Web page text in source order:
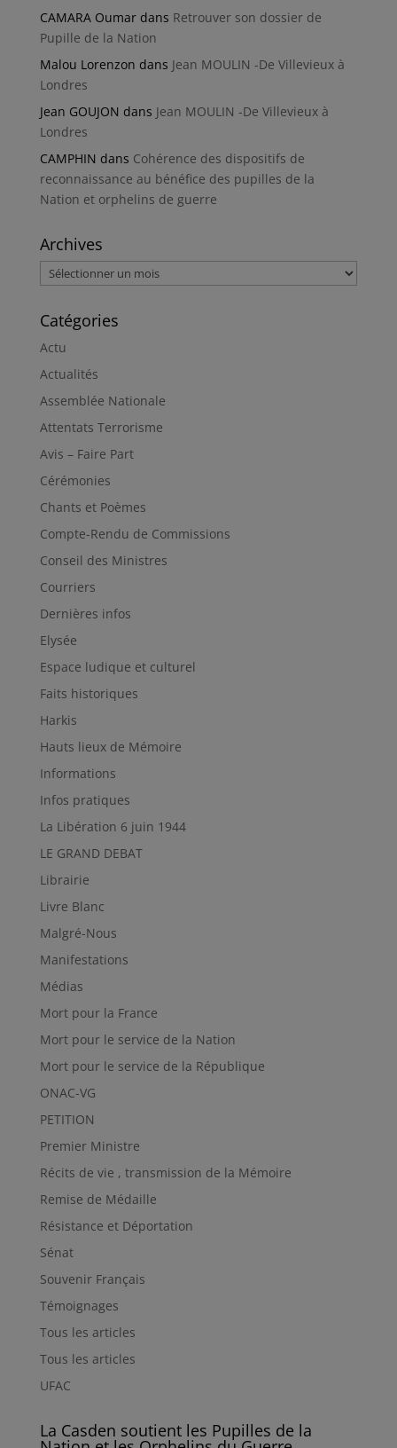
CAMARA Oumardans Retrouver son dossier de
Pupille de la Nation
Malou Lorenzon dans Jean MOULIN -De Villevieux à
Londres
Jean GOUJON dans Jean MOULIN -De Villevieux à
Londres
CAMPHIN dans Cohérence des dispositifs de
reconnaissance au bénéfice des pupilles de la
Nation et orphelins de guerre
Archives
Archives
Catégories
Actu
Actualités
Assemblée Nationale
Attentats Terrorisme
Avis – Faire Part
Cérémonies
Chants et Poèmes
Compte-Rendu de Commissions
Conseil des Ministres
Courriers
Dernières infos
Elysée
Espace ludique et culturel
Faits historiques
Harkis
Hauts lieux de Mémoire
Informations
Infos pratiques
La Libération 6 juin 1944
LE GRAND DEBAT
Librairie
Livre Blanc
Malgré-Nous
Manifestations
Médias
Mort pour la France
Mort pour le service de la Nation
Mort pour le service de la République
ONAC-VG
PETITION
Premier Ministre
Récits de vie , transmission de la Mémoire
Remise de Médaille
Résistance et Déportation
Sénat
Souvenir Français
Témoignages
Tous les articles
Tous les articles
UFAC
La Casden soutient les Pupilles de la